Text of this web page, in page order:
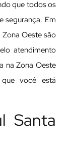
que todos os
segurança. Em
Zona Oeste são
atendimento
na Zona Oeste
você está
Santa